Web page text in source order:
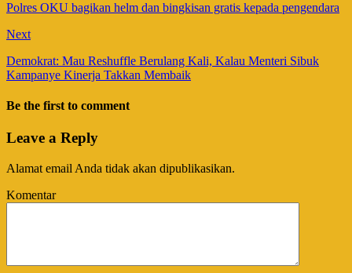
Polres OKU bagikan helm dan bingkisan gratis kepada pengendara
Next
Demokrat: Mau Reshuffle Berulang Kali, Kalau Menteri Sibuk
Kampanye Kinerja Takkan Membaik
Be the first to comment
Leave a Reply
Alamat email Anda tidak akan dipublikasikan.
Komentar